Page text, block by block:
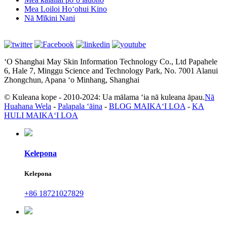
Mea Loiloi Hoʻohui Kino
Nā Mīkini Nani
ʻO Shanghai May Skin Information Technology Co., Ltd Papahele
6, Hale 7, Minggu Science and Technology Park, No. 7001 Alanui
Zhongchun, Apana ʻo Minhang, Shanghai
© Kuleana kope - 2010-2024: Ua mālama ʻia nā kuleana āpau.Nā
Huahana Wela - Palapala ʻāina - BLOG MAIKAʻI LOA - KA
HULI MAIKAʻI LOA
Kelepona
Kelepona
+86 18721027829